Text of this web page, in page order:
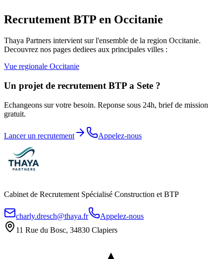
Recrutement BTP en Occitanie
Thaya Partners intervient sur l'ensemble de la region Occitanie.
Decouvrez nos pages dediees aux principales villes :
Vue regionale Occitanie
Un projet de recrutement BTP a Sete ?
Echangeons sur votre besoin. Reponse sous 24h, brief de mission
gratuit.
Lancer un recrutement Appelez-nous
Cabinet de Recrutement Spécialisé Construction et BTP
charly.dresch@thaya.fr
Appelez-nous
11 Rue du Bosc, 34830 Clapiers